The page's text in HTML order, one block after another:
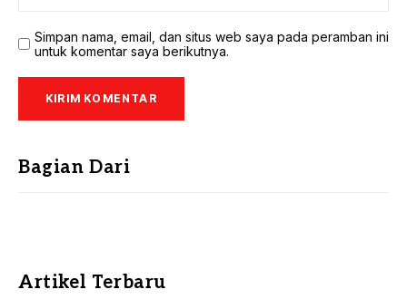
Simpan nama, email, dan situs web saya pada peramban ini
untuk komentar saya berikutnya.
Bagian Dari
Artikel Terbaru